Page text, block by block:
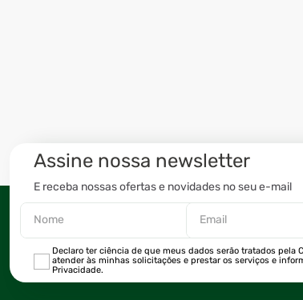
Assine nossa newsletter
E receba nossas ofertas e novidades no seu e-mail
Declaro ter ciência de que meus dados serão tratados pela
atender às minhas solicitações e prestar os serviços e
Privacidade.